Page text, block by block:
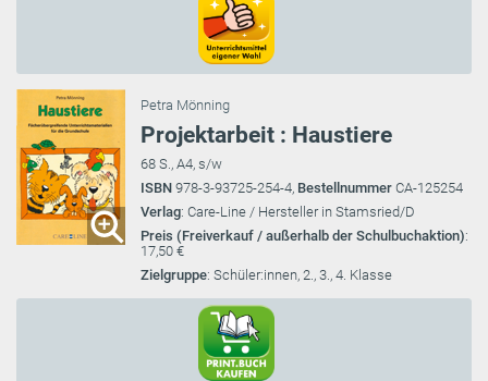
Petra Mönning
Projektarbeit : Haustiere
68 S., A4, s/w
ISBN 978-3-93725-254-4, Bestellnummer CA-125254
Verlag: Care-Line / Hersteller in Stamsried/D
Preis (Freiverkauf / außerhalb der Schulbuchaktion):
17,50 €
Zielgruppe: Schüler:innen, 2., 3., 4. Klasse